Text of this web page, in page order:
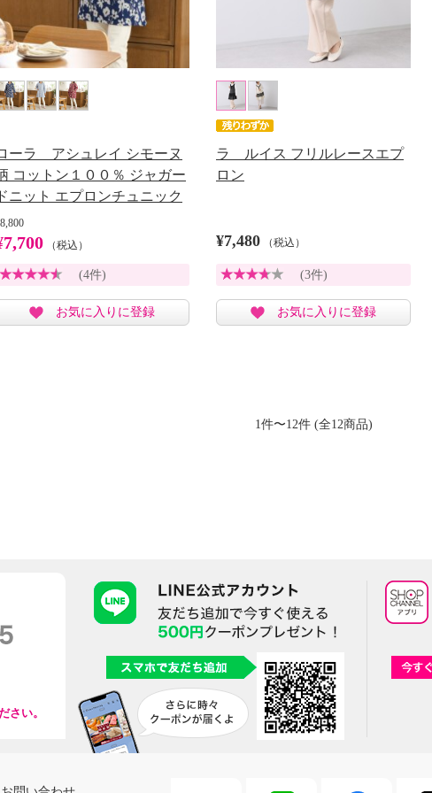
ーラ アシュレイ シモーヌ
コットン１００％ ジャガー
ニット エプロンチュニック
（税込）
(4件)
お気に入りに登録
ラ ルイス フリルレースエプ
ロン
¥7,480 （税込）
(3件)
お気に入りに登録
1件〜12件 (全12商品)
さい。